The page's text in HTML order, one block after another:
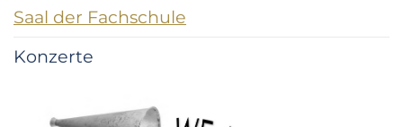
Saal der Fachschule
Konzerte